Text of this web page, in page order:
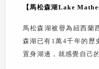
【馬松森湖Lake
馬松森湖被譽為紐西蘭
森湖已有 1萬4千年的歷
置身湖邊，就感覺自己